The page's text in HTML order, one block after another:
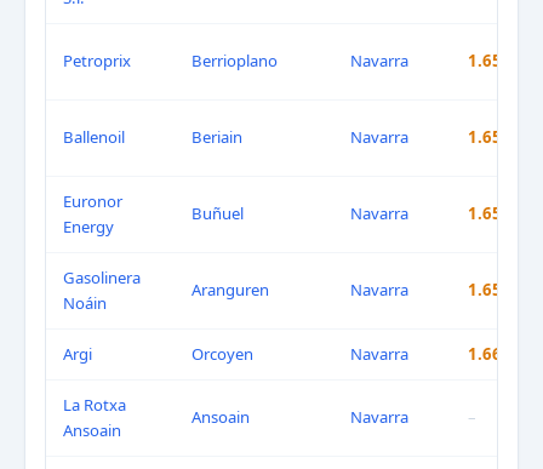
Petroprix Berrioplano Navarra 1.659 €
Ballenoil Beriain Navarra 1.659 €
Euronor
Energy
Buñuel Navarra 1.659 €
Gasolinera
Noáin
Aranguren Navarra 1.659 €
Argi Orcoyen Navarra 1.660 €
La Rotxa
Ansoain
Ansoain Navarra –